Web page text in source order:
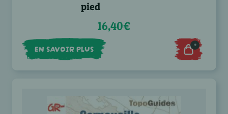
pied
16,40€
EN SAVOIR PLUS +